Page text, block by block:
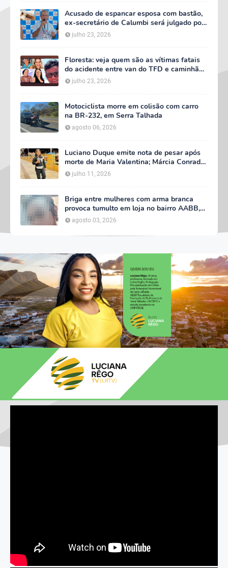
Acusado de espancar esposa com bastão,
ex-secretário de Calumbi será julgado por
tentativa de feminicídio
julho 23, 2026
Floresta: veja quem são as vítimas fatais
do acidente entre van do TFD e caminhão
na PE-360
julho 23, 2026
Motociclista morre em colisão com carro
na BR-232, em Serra Talhada
agosto 06, 2026
Luciano Duque emite nota de pesar após
morte de Maria Valentina; Márcia Conrado
decreta luto oficial de três dias em Serra
Talhada
julho 11, 2026
Briga entre mulheres com arma branca
provoca tumulto em loja no bairro AABB,
em Serra Talhada
agosto 03, 2026